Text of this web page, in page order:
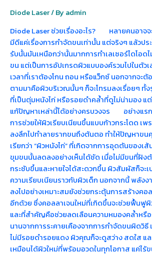
Diode Laser/ By admin
Diode Laser ช่วยเรื่องอะไร? หลายคนอาจจ
มีดีแค่เรื่องการกำจัดขนเท่านั้น แต่จริงๆ แล้วป
รับนั้นมันเหนือกว่านั้นมากการทำเลเซอร์ไดโอดไ
ขน แต่เป็นการอัปเกรดผิวแบบองค์รวมไปในตัว
เวลาที่เราต้องโกน ถอน หรือแว็กซ์ นอกจากจะ
ตามมาคือผิวบริเวณนั้นๆ ก็จะโทรมลงเรื่อยๆ ทั้
ที่เป็นตุ่มหนังไก่ หรือรอยดำคล้ำที่ดูไม่น่ามอง แต่
แก้ปัญหาเหล่านี้ได้อย่างครบวงจร อย่างแร
การช่วยให้ผิวเรียบเนียนขึ้นแบบก้าวกระโดด เพ
ลงลึกไปทำลายรากขนถึงต้นตอ ทำให้ปัญหาข
เรียกว่า “ผิวหนังไก่” ที่เกิดจากการอุดตันของเส้
ขุมขนนั้นลดลงอย่างเห็นได้ชัด เมื่อไม่มีขนที่ฝัง
กระชับขึ้นและหายใจได้สะดวกขึ้น ผิวสัมผัสก็จะ
ความเรียบเนียนราวกับผิวเด็ก นอกจากนี้ พลัง
ลงไปอย่างเหมาะสมยังช่วยกระตุ้นการสร้างคอ
อีกด้วย ซึ่งคอลลาเจนใหม่ที่เกิดขึ้นจะช่วยฟื้นฟู
และที่สำคัญคือช่วยลดเลือนความหมองคล้ำหรื
นานจากการระคายเคืองจากการกำจัดขนผิดวิ
ไม่มีรอยดำรอยแดง ผิวคุณก็จะดูสว่าง สดใส แ
เหมือนได้ผิวใหม่ที่พร้อมอวดในทุกโอกาส แค่ไร้